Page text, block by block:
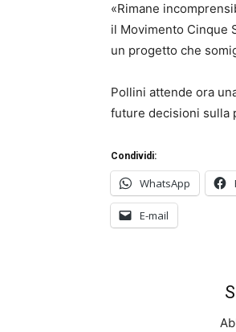
«Rimane
il Movimento Cinque
un progetto che
Pollini attende ora
future decisioni sulla
Condividi:
WhatsApp
E-mail